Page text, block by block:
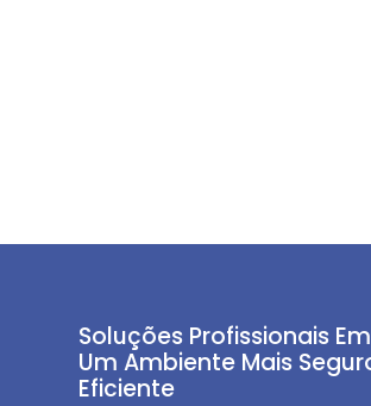
Soluções Profissionais
Um Ambiente Mais
Eficiente